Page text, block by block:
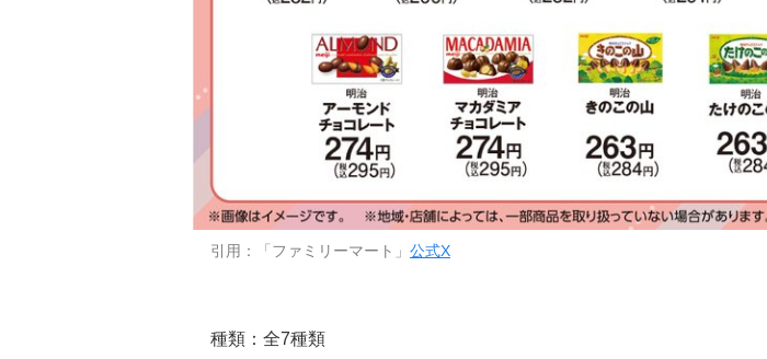
引用：「ファミリーマート」 公式X
種類：全7種類